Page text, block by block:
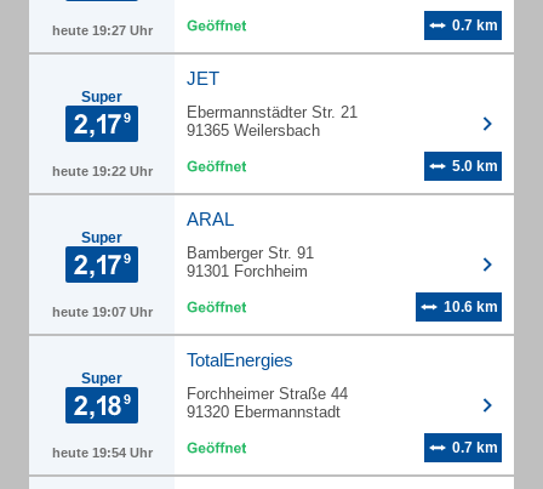
heute 19:27 Uhr 0.7 km
Super
heute 19:22 Uhr
JET
Ebermannstädter Str. 21
91365 Weilersbach
5.0 km
Super
heute 19:07 Uhr
ARAL
Bamberger Str. 91
91301 Forchheim
10.6 km
Super
heute 19:54 Uhr
TotalEnergies
Forchheimer Straße 44
91320 Ebermannstadt
0.7 km